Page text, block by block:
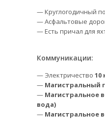
— Круглогодичный
— Асфальтовые
— Есть причал для
Коммуникации:
— Электричество 10
— Магистральный
— Магистральное
вода)
— Магистральное